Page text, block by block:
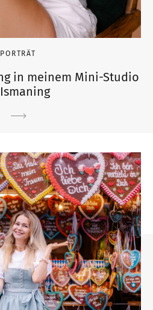
PORTRÄT
in meinem Mini-Studio